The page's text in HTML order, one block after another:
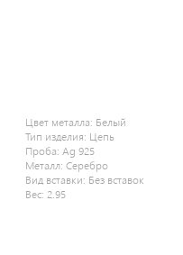
Цвет металла: Белый
Тип изделия: Цепь
Проба: Ag 925
Металл: Серебро
Вид вставки: Без вставок
Вес: 2.95